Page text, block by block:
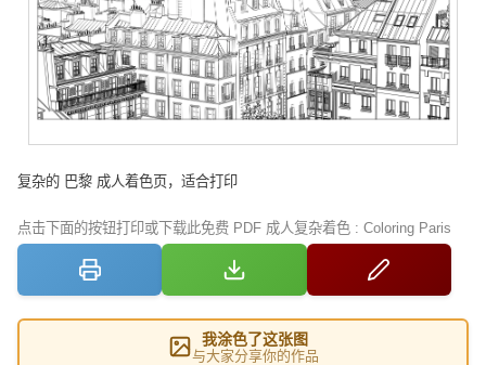
复杂的 巴黎 成人着色页，适合打印
点击下面的按钮打印或下载此免费 PDF 成人复杂着色 : Coloring Paris
我涂色了这张图
与大家分享你的作品